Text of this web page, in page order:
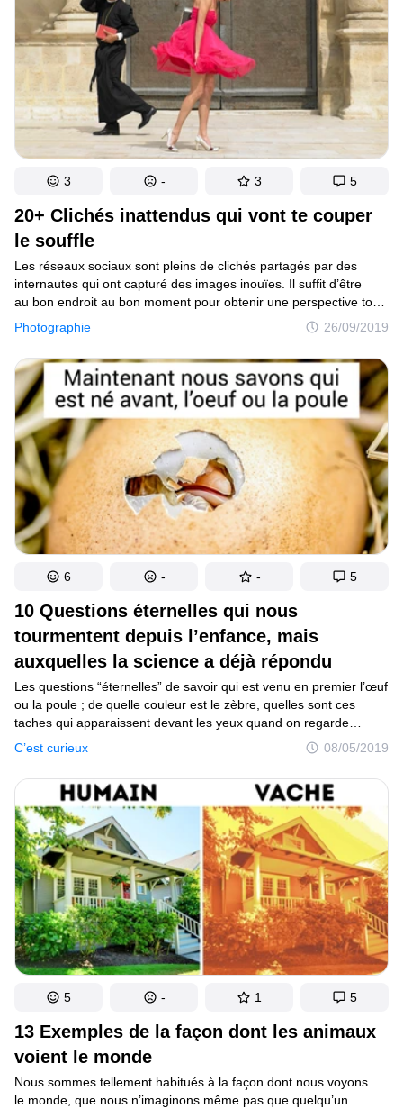
son physique.
20+ Clichés inattendus qui vont te couper
le souffle
Photographie 26/09/2019
Les réseaux sociaux sont pleins de clichés partagés par des
internautes qui ont capturé des images inouïes. Il suffit d’être
au bon endroit au bon moment pour obtenir une perspective tout
à fait différente : un soldat épuisé qui va faire bâiller tous ceux qui
le regardent, un chien qui prend une grosse bouchée d’air,
un humain qui soulève un cheval ou une photo faite juste avant
de recevoir un ballon en pleine tête. Voici des clichés
parfaitement chronométrés qui te couperont le souffle à coup sûr
!
3 - 3 5
10 Questions éternelles qui nous
tourmentent depuis l’enfance, mais
auxquelles la science a déjà répondu
C’est curieux 08/05/2019
Les questions “éternelles” de savoir qui est venu en premier l’œuf
ou la poule ; de quelle couleur est le zèbre, quelles sont ces
taches qui apparaissent devant les yeux quand on regarde
directement la lumière d’une lampe, et pourquoi les chats
regardent dans le vide, nous intéressent beaucoup. Il y a très peu
de personnes qui savent que la science leur a déjà donné une
réponse.
6 - - 5
13 Exemples de la façon dont les animaux
voient le monde
Nous sommes tellement habitués à la façon dont nous voyons
le monde, que nous n’imaginons même pas que quelqu’un
5 - 1 5